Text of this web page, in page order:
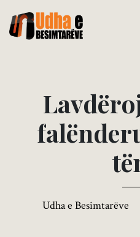
Lavdëro
falënder
të
Udha e Besimtarëve